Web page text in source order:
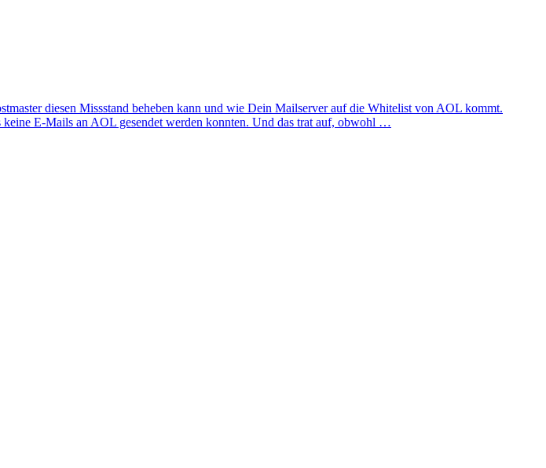
diesen Missstand beheben kann und wie Dein Mailserver auf die Whitelist von AOL kommt.
E-Mails an AOL gesendet werden konnten. Und das trat auf, obwohl …